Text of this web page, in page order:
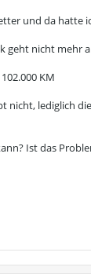
und da hatte
geht nicht mehr
KM
nicht, lediglich
Ist das